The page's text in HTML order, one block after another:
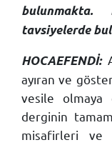
tavsiyelerde
HOCAEFENDİ:
ayıran ve
vesile olmaya
derginin
misafirleri ve